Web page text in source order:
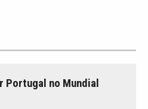
Portugal no Mundial